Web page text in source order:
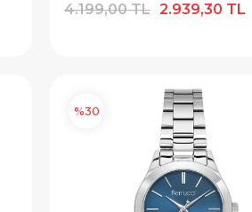
2.939,30 TL
4.199,00 TL
%30